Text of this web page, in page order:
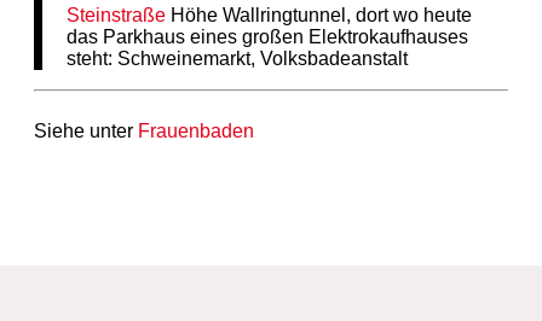
Steinstraße Höhe Wallringtunnel, dort wo heute
das Parkhaus eines großen Elektrokaufhauses
steht: Schweinemarkt, Volksbadeanstalt
Siehe unter Frauenbaden